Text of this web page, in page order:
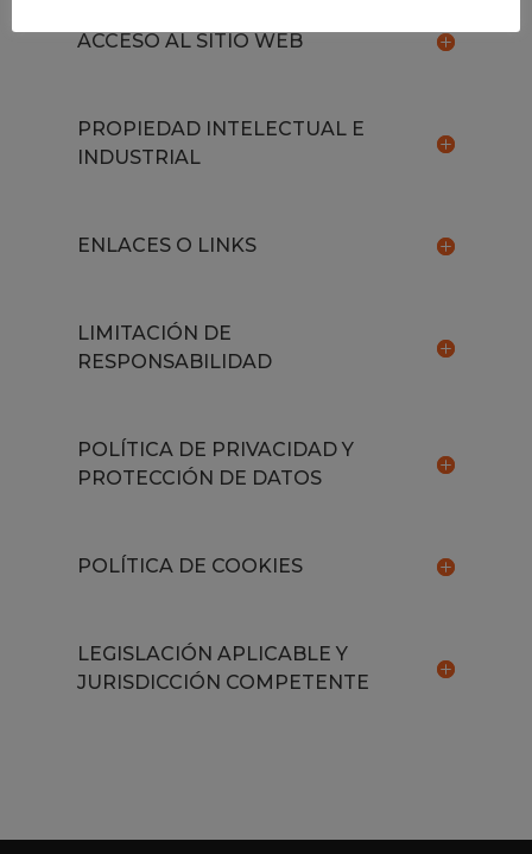
ACCESO AL SITIO WEB
PROPIEDAD INTELECTUAL E
INDUSTRIAL
ENLACES O LINKS
LIMITACIÓN DE
RESPONSABILIDAD
POLÍTICA DE PRIVACIDAD Y
PROTECCIÓN DE DATOS
POLÍTICA DE COOKIES
LEGISLACIÓN APLICABLE Y
JURISDICCIÓN COMPETENTE